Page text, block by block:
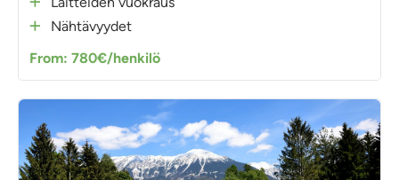
Nähtävyydet
From: 780€/henkilö